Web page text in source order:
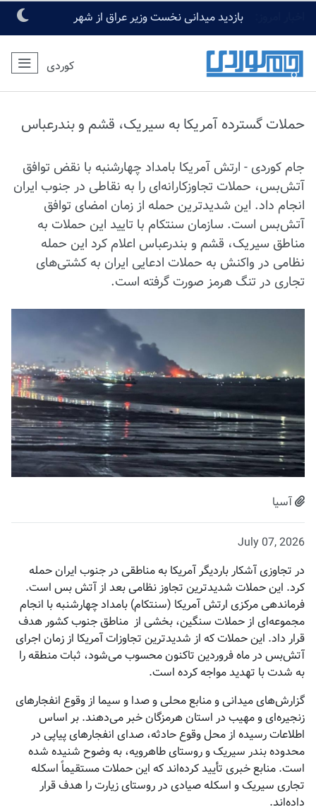
بازدید میدانی نخست وزیر عراق از شهر
مقدس کربلا
کوردی
حملات گسترده آمریکا به سیریک، قشم و بندرعباس
جام کوردی - ارتش آمریکا بامداد چهارشنبه با نقض توافق
آتش‌بس، حملات تجاوزکارانه‌ای را به نقاطی در جنوب ایران
انجام داد. این شدیدترین حمله از زمان امضای توافق
آتش‌بس است. سازمان سنتکام با تایید این حملات به
مناطق سیریک، قشم و بندرعباس اعلام کرد این حمله
نظامی در واکنش به حملات ادعایی ایران به کشتی‌های
تجاری در تنگ هرمز صورت گرفته است.
آسیا
July 07, 2026
در تجاوزی آشکار باردیگر آمریکا به مناطقی در جنوب ایران حمله
کرد. این حملات شدیدترین تجاوز نظامی بعد از آتش بس است.
فرماندهی مرکزی ارتش آمریکا (سنتکام) بامداد چهارشنبه با انجام
مجموعه‌ای از حملات سنگین، بخشی از مناطق جنوب کشور هدف
قرار داد. این حملات که از شدیدترین تجاوزات آمریکا از زمان اجرای
آتش‌بس در ماه فروردین تاکنون محسوب می‌شود، ثبات منطقه را
به شدت با تهدید مواجه کرده است.
گزارش‌های میدانی و منابع محلی و صدا و سیما از وقوع انفجارهای
زنجیره‌ای و مهیب در استان هرمزگان خبر می‌دهند. بر اساس
اطلاعات رسیده از محل وقوع حادثه، صدای انفجارهای پیاپی در
محدوده بندر سیریک و روستای طاهرویه، به وضوح شنیده شده
است. منابع خبری تأیید کرده‌اند که این حملات مستقیماً اسکله
تجاری سیریک و اسکله صیادی در روستای زیارت را هدف قرار
داده‌اند.